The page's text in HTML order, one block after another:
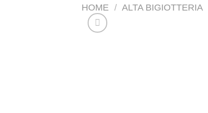
HOME / ALTA BIGIOTTERIA